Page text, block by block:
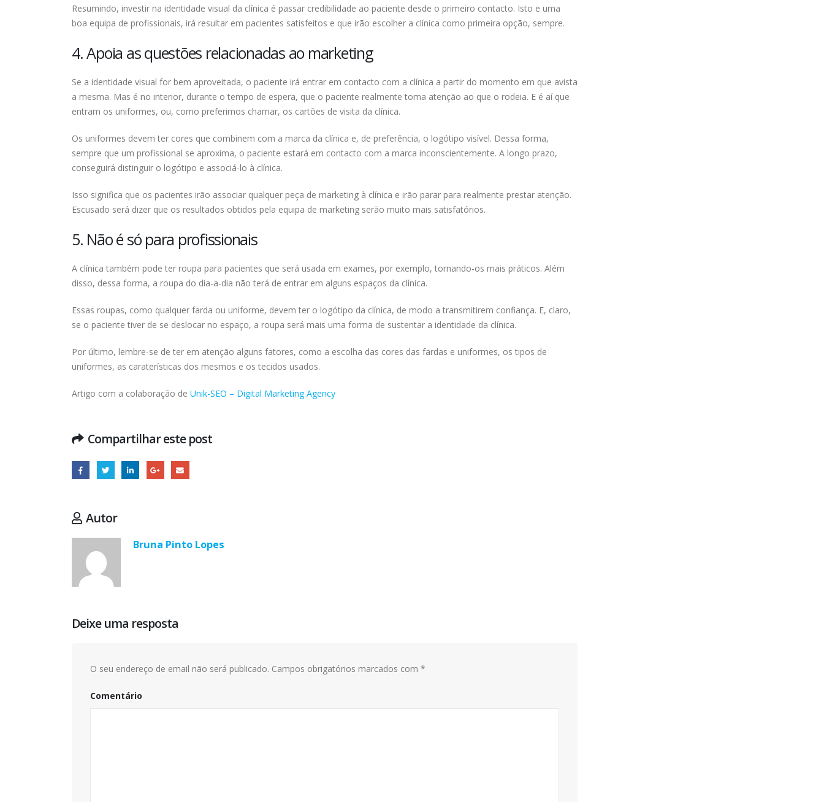
Resumindo, investir na identidade visual da clínica é passar credibilidade ao paciente desde o primeiro contacto. Isto e uma
boa equipa de profissionais, irá resultar em pacientes satisfeitos e que irão escolher a clínica como primeira opção, sempre.
4. Apoia as questões relacionadas ao marketing
Se a identidade visual for bem aproveitada, o paciente irá entrar em contacto com a clínica a partir do momento em que avista
a mesma. Mas é no interior, durante o tempo de espera, que o paciente realmente toma atenção ao que o rodeia. E é aí que
entram os uniformes, ou, como preferimos chamar, os cartões de visita da clínica.
Os uniformes devem ter cores que combinem com a marca da clínica e, de preferência, o logótipo visível. Dessa forma,
sempre que um profissional se aproxima, o paciente estará em contacto com a marca inconscientemente. A longo prazo,
conseguirá distinguir o logótipo e associá-lo à clínica.
Isso significa que os pacientes irão associar qualquer peça de marketing à clínica e irão parar para realmente prestar atenção.
Escusado será dizer que os resultados obtidos pela equipa de marketing serão muito mais satisfatórios.
5. Não é só para profissionais
A clínica também pode ter roupa para pacientes que será usada em exames, por exemplo, tornando-os mais práticos. Além
disso, dessa forma, a roupa do dia-a-dia não terá de entrar em alguns espaços da clínica.
Essas roupas, como qualquer farda ou uniforme, devem ter o logótipo da clínica, de modo a transmitirem confiança. E, claro,
se o paciente tiver de se deslocar no espaço, a roupa será mais uma forma de sustentar a identidade da clínica.
Por último, lembre-se de ter em atenção alguns fatores, como a escolha das cores das fardas e uniformes, os tipos de
uniformes, as caraterísticas dos mesmos e os tecidos usados.
Artigo com a colaboração de Unik-SEO – Digital Marketing Agency
Compartilhar este post
Autor
Bruna Pinto Lopes
Deixe uma resposta
O seu endereço de email não será publicado. Campos obrigatórios marcados com *
Comentário